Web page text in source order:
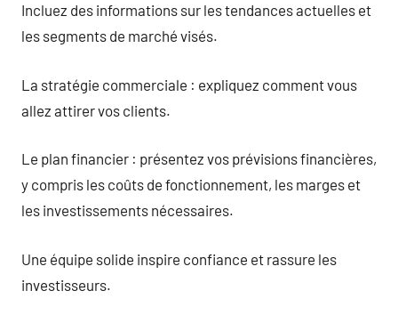
Incluez des informations sur les tendances actuelles et
les segments de marché visés.
La stratégie commerciale : expliquez comment vous
allez attirer vos clients.
Le plan financier : présentez vos prévisions financières,
y compris les coûts de fonctionnement, les marges et
les investissements nécessaires.
Une équipe solide inspire confiance et rassure les
investisseurs.